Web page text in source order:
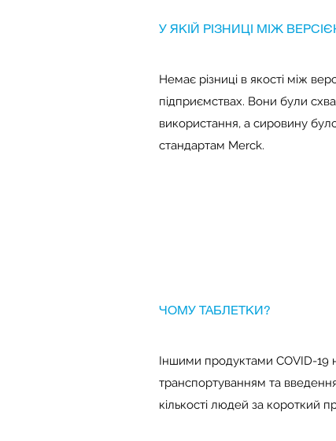
У ЯКІЙ РІЗНИЦІ МІЖ
Немає різниці в якості між
підприємствах. Вони були
використання, а сировину
стандартам Merck.
ЧОМУ ТАБЛЕТКИ?
Іншими продуктами COVID-19
транспортуванням та
кількості людей за короткий